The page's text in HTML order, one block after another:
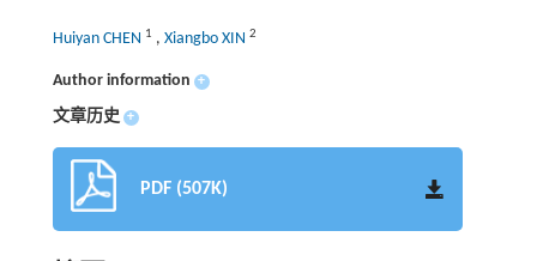
Huiyan CHEN 1 , Xiangbo XIN 2
Author information +
文章历史 +
PDF (507K)